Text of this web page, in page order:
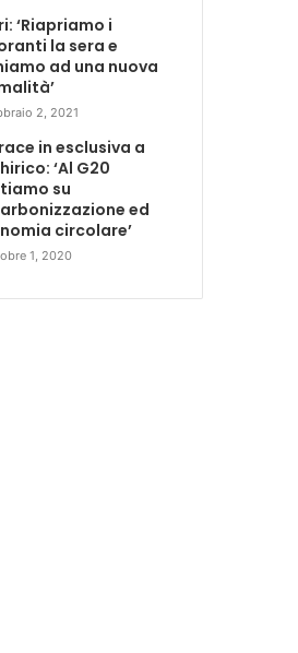
al 76,3%,
‘Riapriamo i
la sera e
ad una nuova
2, 2021
in esclusiva a
‘Al G20
su
ed
circolare’
1, 2020